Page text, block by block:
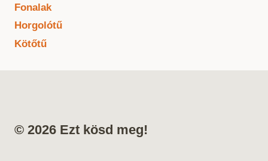
Fonalak
Horgolótű
Kötőtű
© 2026 Ezt kösd meg!